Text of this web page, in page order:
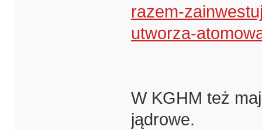
razem-
utworza-
W KGHM też
jądrowe.